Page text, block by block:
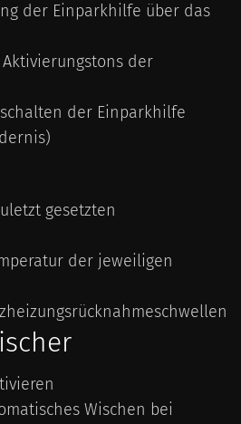
der Einparkhilfe über das
der
der Einparkhilfe
gesetzten
der jeweiligen
Wischen bei